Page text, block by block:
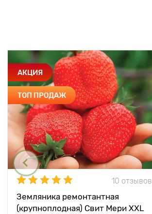
АКЦИЯ
ТОП ПРОДАЖ
10 отзывов
Земляника ремонтантная
(крупноплодная) Свит Мери XXL